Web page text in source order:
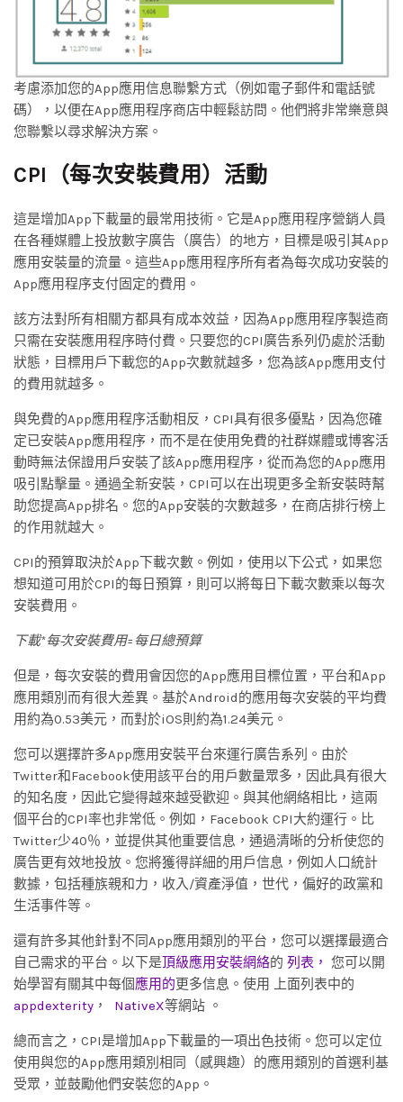
考慮添加您的App應用信息聯繫方式（例如電子郵件和電話號
碼），以便在App應用程序商店中輕鬆訪問。他們將非常樂意與
您聯繫以尋求解決方案。
CPI（每次安裝費用）活動
這是增加App下載量的最常用技術。它是App應用程序營銷人員
在各種媒體上投放數字廣告（廣告）的地方，目標是吸引其App
應用安裝量的流量。這些App應用程序所有者為每次成功安裝的
App應用程序支付固定的費用。
該方法對所有相關方都具有成本效益，因為App應用程序製造商
只需在安裝應用程序時付費。只要您的CPI廣告系列仍處於活動
狀態，目標用戶下載您的App次數就越多，您為該App應用支付
的費用就越多。
與免費的App應用程序活動相反，CPI具有很多優點，因為您確
定已安裝App應用程序，而不是在使用免費的社群媒體或博客活
動時無法保證用戶安裝了該App應用程序，從而為您的App應用
吸引點擊量。通過全新安裝，CPI可以在出現更多全新安裝時幫
助您提高App排名。您的App安裝的次數越多，在商店排行榜上
的作用就越大。
CPI的預算取決於App下載次數。例如，使用以下公式，如果您
想知道可用於CPI的每日預算，則可以將每日下載次數乘以每次
安裝費用。
下載*每次安裝費用=每日總預算
但是，每次安裝的費用會因您的App應用目標位置，平台和App
應用類別而有很大差異。基於Android的應用每次安裝的平均費
用約為0.53美元，而對於iOS則約為1.24美元。
您可以選擇許多App應用安裝平台來運行廣告系列。由於
Twitter和Facebook使用該平台的用戶數量眾多，因此具有很大
的知名度，因此它變得越來越受歡迎。與其他網絡相比，這兩
個平台的CPI率也非常低。例如，Facebook CPI大約運行。比
Twitter少40％，並提供其他重要信息，通過清晰的分析使您的
廣告更有效地投放。您將獲得詳細的用戶信息，例如人口統計
數據，包括種族親和力，收入/資產淨值，世代，偏好的政黨和
生活事件等。
還有許多其他針對不同App應用類別的平台，您可以選擇最適合
自己需求的平台。以下是頂級應用安裝網絡的 列表， 您可以開
始學習有關其中每個應用的更多信息。使用 上面列表中的
appdexterity ， NativeX等網站 。
總而言之，CPI是增加App下載量的一項出色技術。您可以定位
使用與您的App應用類別相同（感興趣）的應用類別的首選利基
受眾，並鼓勵他們安裝您的App。